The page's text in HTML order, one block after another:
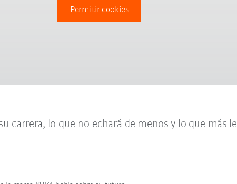
Permitir cookies
carrera, lo que no echará de menos y lo que más le